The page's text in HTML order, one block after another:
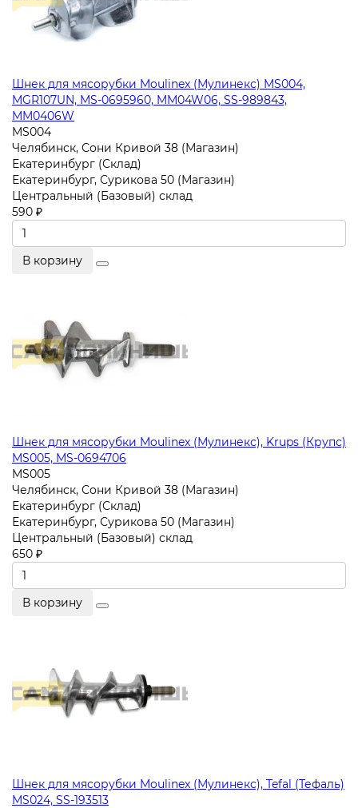
Шнек для мясорубки Moulinex (Мулинекс) MS004,
MGR107UN, MS-0695960, MM04W06, SS-989843,
MM0406W
MS004
Челябинск, Сони Кривой 38 (Магазин)
Екатеринбург (Склад)
Екатеринбург, Сурикова 50 (Магазин)
Центральный (Базовый) склад
590 ₽
В корзину
Шнек для мясорубки Moulinex (Мулинекс), Krups (Крупс)
MS005, MS-0694706
MS005
Челябинск, Сони Кривой 38 (Магазин)
Екатеринбург (Склад)
Екатеринбург, Сурикова 50 (Магазин)
Центральный (Базовый) склад
650 ₽
В корзину
Шнек для мясорубки Moulinex (Мулинекс), Tefal (Тефаль)
MS024, SS-193513